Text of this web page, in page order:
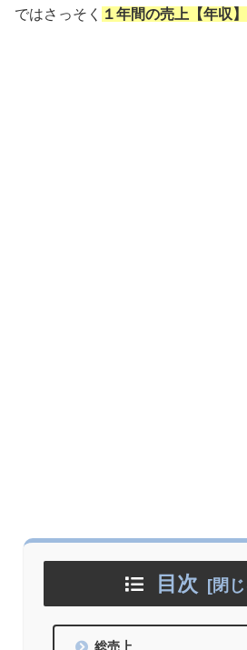
ではさっそく １年間の売上【年収】
目次
総売上